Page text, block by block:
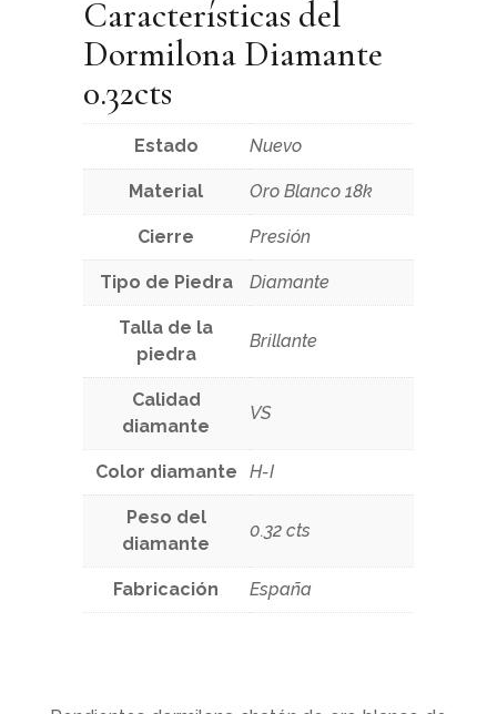
Características del
Dormilona Diamante
0.32cts
Estado Nuevo
Material Oro Blanco 18k
Cierre Presión
Tipo de Piedra Diamante
Talla de la
piedra
Brillante
Calidad
diamante
VS
Color diamante H-I
Peso del
diamante
0.32 cts
Fabricación España